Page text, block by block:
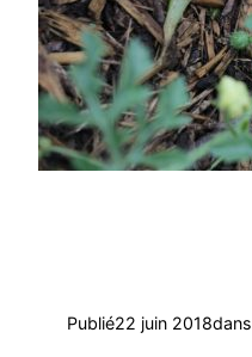
Publié22 juin 2018dans